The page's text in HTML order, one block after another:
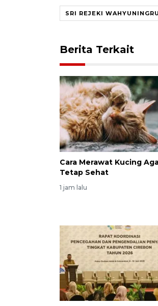
SRI REJEKI
Berita Terkait
Cara Merawat Kucing
Tetap Sehat
1 jam lalu